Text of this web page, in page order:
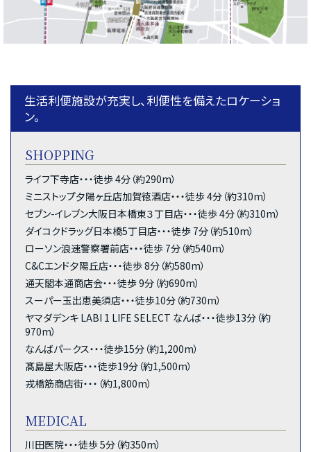
生活利便施設が充実し、利便性を備えたロケーショ
ン。
SHOPPING
ライフ下寺店・・・徒歩 4分（約290m）
ミニストップ夕陽ヶ丘店加賀徳酒店・・・徒歩 4分（約310m）
セブン-イレブン大阪日本橋東３丁目店・・・徒歩 4分（約310m）
ダイコクドラッグ日本橋5丁目店・・・徒歩 7分（約510m）
ローソン浪速警察署前店・・・徒歩 7分（約540m）
C&Cエンド夕陽丘店・・・徒歩 8分（約580m）
通天閣本通商店会・・・徒歩 9分（約690m）
スーパー玉出恵美須店・・・徒歩10分（約730m）
ヤマダデンキ LABI 1 LIFE SELECT なんば・・・徒歩13分（約
970m）
なんばパークス・・・徒歩15分（約1,200m）
髙島屋大阪店・・・徒歩19分（約1,500m）
戎橋筋商店街・・・（約1,800m）
MEDICAL
川田医院・・・徒歩 5分（約350m）